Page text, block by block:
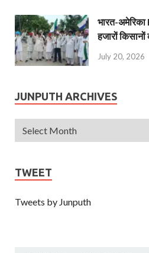
भारत-
हजारों
July 20, 2026
JUNPUTH ARCHIVES
TWEET
Tweets by Junputh